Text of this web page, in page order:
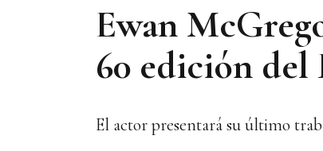
Ewan
60 edición del
El actor presentará su último